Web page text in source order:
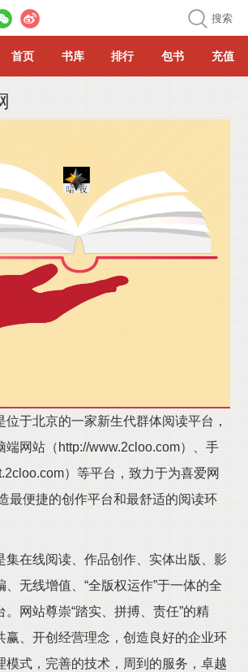
搜索
首页 书库 排行 包书 充值
位于北京的一家新生代群体阅读平台，
端网站（http://www.2cloo.com）、手
）等平台，致力于为喜爱网
最便捷的创作平台和最舒适的阅读环
集在线阅读、作品创作、实体出版、影
无线增值、“全版权运作”于一体的全
。网站尊崇“踏实、拼搏、责任”的精
赢、开创经营理念，创造良好的企业环
模式，完善的技术，周到的服务，卓越